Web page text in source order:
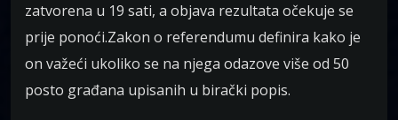
zatvorena u 19 sati, a objava rezultata očekuje se
prije ponoći.Zakon o referendumu definira kako je
on važeći ukoliko se na njega odazove više od 50
posto građana upisanih u birački popis.